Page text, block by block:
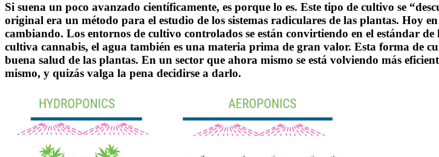
Si suena un poco avanzado científicamente, es porque lo es. Este tipo de cultivo se
original era un método para el estudio de los sistemas radiculares de las plantas. Hoy
cambiando. Los entornos de cultivo controlados se están convirtiendo en el estándar
cultiva cannabis, el agua también es una materia prima de gran valor. Esta forma de
buena salud de las plantas. En un sector que ahora mismo se está volviendo más
mismo, y quizás valga la pena decidirse a darlo.